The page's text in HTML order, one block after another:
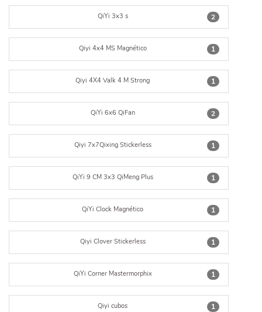
2
QiYi 3x3 s
1
Qiyi 4x4 MS Magnético
1
Qiyi 4X4 Valk 4 M Strong
2
QiYi 6x6 QiFan
1
Qiyi 7x7Qixing Stickerless
1
QiYi 9 CM 3x3 QiMeng Plus
1
QiYi Clock Magnético
1
Qiyi Clover Stickerless
1
QiYi Corner Mastermorphix
1
Qiyi cubos